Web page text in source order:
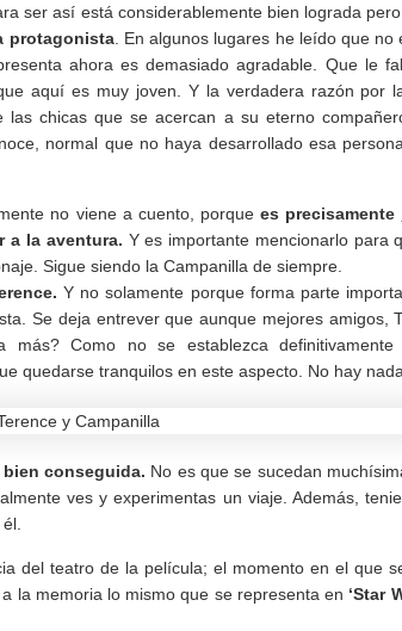
ser así está considerablemente bien lograda pero
protagonista. En algunos lugares he leído que no
ahora es demasiado agradable. Que le
aquí es muy joven. Y la verdadera razón por
chicas que se acercan a su eterno
normal que no haya desarrollado esa
no viene a cuento, porquees precisamente
a la aventura. Y es importante mencionarlo para
Sigue siendo la Campanilla de siempre.
Y no solamente porque forma parte
Se deja entrever que aunque mejores amigos,
más? Como no se establezca
quedarse tranquilos en este aspecto. No hay
conseguida. No es que se sucedan
ves y experimentas un viaje. Además,
del teatro de la película; el momento en el que
la memoria lo mismo que se representa en ‘Star